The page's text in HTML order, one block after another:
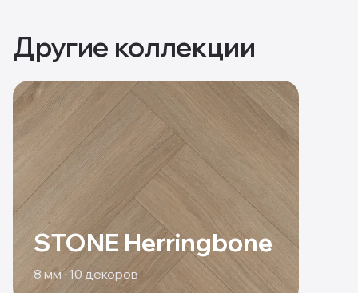
Другие коллекции
STONE Herringbone
8 мм ·10 декоров